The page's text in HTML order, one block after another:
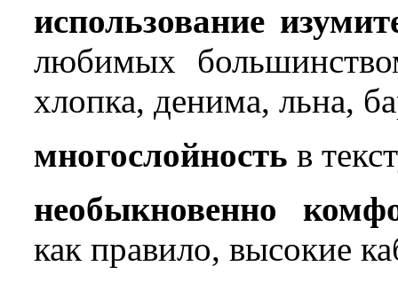
использование
любимых
хлопка, денима, льна,
многослойность в
необыкновенно
как правило, высокие